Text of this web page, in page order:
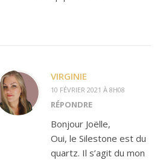
VIRGINIE
10 FÉVRIER 2021 À 8H08
RÉPONDRE
Bonjour Joëlle,
Oui, le Silestone est du
quartz. Il s’agit du mon